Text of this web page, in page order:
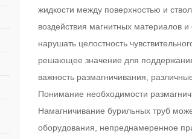
жидкости между поверхностью и
воздействия магнитных
нарушать целостность
решающее значение для
важность размагничивания,
Понимание необходимости
Намагничивание бурильных труб
оборудования, непреднамеренное